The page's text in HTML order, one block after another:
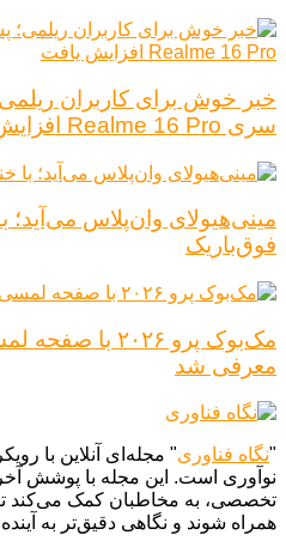
خبر خوش برای کاربران
سری Realme 16 Pro افزایش یافت
مینی‌هیولای وان‌پلاس
فوق‌باریک
مک‌بوک پرو ۲۰۲۶
معرفی شد
"نگاه فناوری" مجله‌ای آنلاین با
نوآوری است. این مجله با پوشش
تخصصی، به مخاطبان کمک می‌کند
همراه شوند و نگاهی دقیق‌تر به